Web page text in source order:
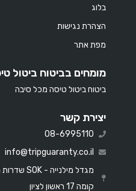
בלוג
הצהרת נגישות
מפת אתר
מומחים בביטוח ביטול
ביטוח ביטול טיסה מכל סיבה
יצירת קשר
08-6995110
info@tripguaranty.co.il
קומה 17 ראשון לציון